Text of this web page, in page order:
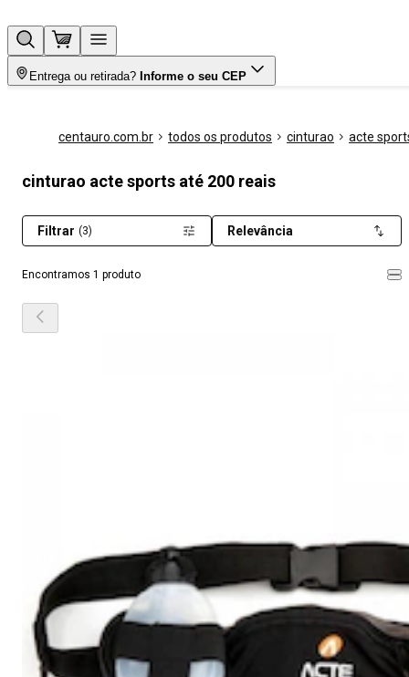
Entrega ou retirada? Informe o seu CEP
centauro.com.br todos os produtos cinturao acte
cinturao acte sports até 200 reais
Encontramos 1 produto
Filtrar (3) Relevância